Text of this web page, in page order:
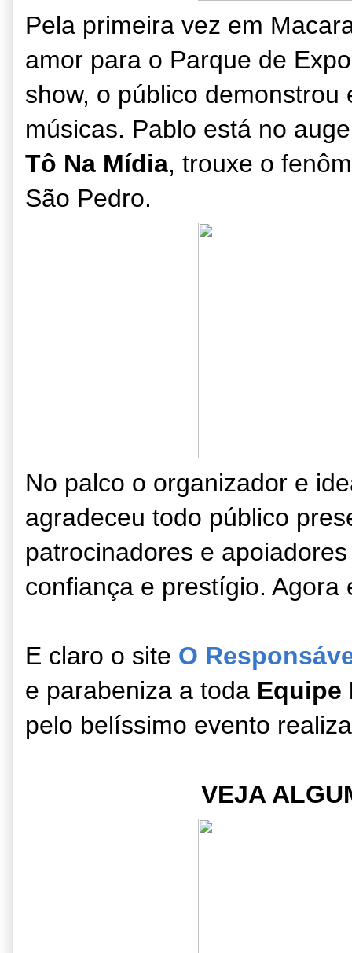
Pela primeira vez em
amor para o Parque de
show, o público
músicas. Pablo está no
Tô Na Mídia, trouxe o
São Pedro.
No palco o organizador e
agradeceu todo público
patrocinadores e
confiança e prestígio. Agora
E claro o site O
e parabeniza a toda Equipe
pelo belíssimo evento
VEJA